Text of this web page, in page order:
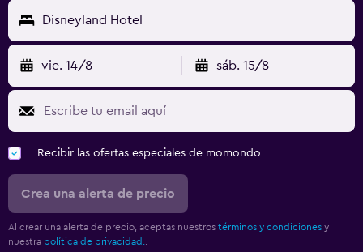
Disneyland Hotel
vie. 14/8 sáb. 15/8
Recibir las ofertas especiales de momondo
Crea una alerta de precio
Al crear una alerta de precio, aceptas nuestros términos y condiciones y
nuestra política de privacidad.